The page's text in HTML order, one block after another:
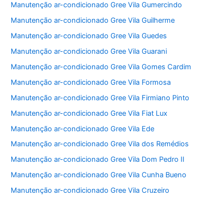
Manutenção ar-condicionado Gree Vila Gumercindo
Manutenção ar-condicionado Gree Vila Guilherme
Manutenção ar-condicionado Gree Vila Guedes
Manutenção ar-condicionado Gree Vila Guarani
Manutenção ar-condicionado Gree Vila Gomes Cardim
Manutenção ar-condicionado Gree Vila Formosa
Manutenção ar-condicionado Gree Vila Firmiano Pinto
Manutenção ar-condicionado Gree Vila Fiat Lux
Manutenção ar-condicionado Gree Vila Ede
Manutenção ar-condicionado Gree Vila dos Remédios
Manutenção ar-condicionado Gree Vila Dom Pedro II
Manutenção ar-condicionado Gree Vila Cunha Bueno
Manutenção ar-condicionado Gree Vila Cruzeiro